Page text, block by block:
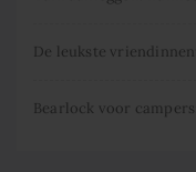
De leukste
Bearlock voor